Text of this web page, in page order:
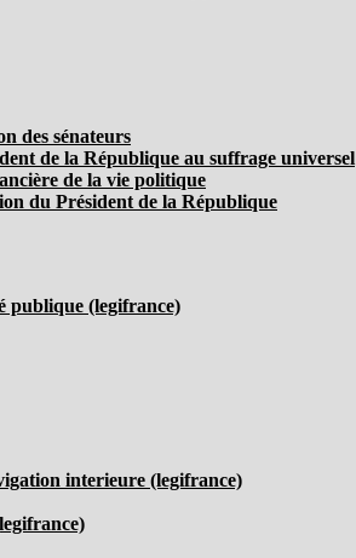
des sénateurs
de la République au suffrage universel
de la vie politique
du Président de la République
publique (legifrance)
interieure (legifrance)